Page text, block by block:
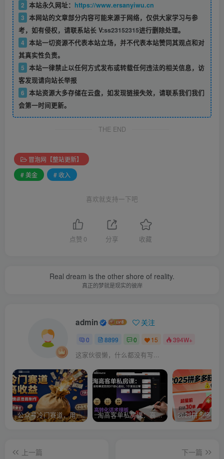
2 本站永久网址： https://www.ersanyiwu.cn
3 本网站的文章部分内容可能来源于网络，仅供大家学习与参
考，如有侵权，请联系站长 V:ss23152315进行删除处理。
4 本站一切资源不代表本站立场，并不代表本站赞同其观点和对
其真实性负责。
5 本站一律禁止以任何方式发布或转载任何违法的相关信息，访
客发现请向站长举报
6 本站资源大多存储在云盘，如发现链接失效，请联系我们我们
会第一时间更新。
THE END
冒泡网【整站更新】
# 美金
# 收入
喜欢就支持一下吧
点赞 0 分享 收藏
Real dream is the other shore of reality.
真正的梦就是现实的彼岸
admin 关注
0 8899 0 15 394W+
这家伙很懒，什么都没有写...
公众号冷门赛道，用AI做情感漫画，7天开通流量主，操作简单，小白可玩 淘高客单私房课：高客单成交的3个核心基础，1个实操法宝
上一篇
下一篇